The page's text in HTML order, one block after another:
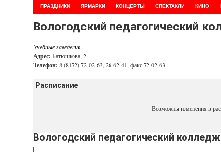
ПРАЗДНИКИ ЯРМАРКИ КОНЦЕРТЫ СПЕКТАКЛИ КИНО
Вологодский педагогический
Учебные заведения
Адрес: Батюшкова, 2
Телефон: 8 (8172) 72-02-63, 26-62-41, факс 72-02-63
Расписание
Возможны изменения в
Вологодский педагогический